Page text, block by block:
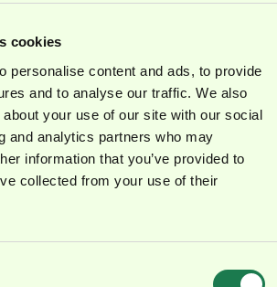
cookies
personalise content and ads, to provide
and to analyse our traffic. We also
your use of our site with our social
and analytics partners who may
information that you’ve provided to
collected from your use of their
und
spielt auch eine wichtige
Es identifiziert potenzielle
im Zusammenhang mit den
entwickelt Strategien zur
Fortschritt zeigt oder